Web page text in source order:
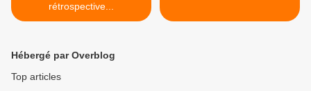
rétrospective...
Hébergé par Overblog
Top articles